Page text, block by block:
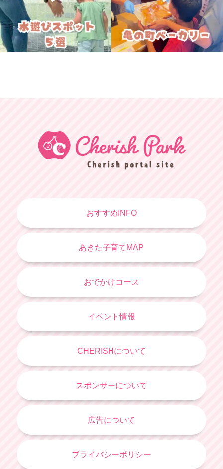
おすすめINFO
あきた子育てMAP
おでかけコース
イベント情報
CHERISHについて
スポンサーについて
広告について
プライバシーポリシー